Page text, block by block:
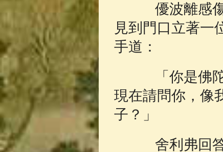
優波離感傷
見到門口立著一
手道：
「你是佛陀
現在請問你，像
子？」
舍利弗回答